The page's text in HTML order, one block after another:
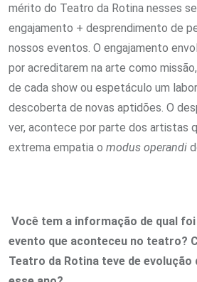
mérito do Teatro da Rotina nesses
engajamento + desprendimento de
nossos eventos. O engajamento
por acreditarem na arte como
de cada show ou espetáculo um
descoberta de novas aptidões. O
ver, acontece por parte dos artistas
extrema empatia o modus operandi
Você tem a informação de qual
evento que aconteceu no teatro?
Teatro da Rotina teve de evolução